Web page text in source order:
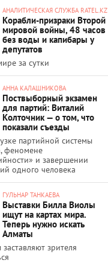
АНАЛИТИЧЕСКАЯ СЛУЖБА RATEL.KZ
Корабли-призраки Второй
мировой войны, 48 часов
без воды и капибары у
депутатов
за сутки
АННА КАЛАШНИКОВА
Поствыборный экзамен
для партий: Виталий
Колточник — о том, что
показали съезды
партийной системы
феномене
и завершении
одного человека
ГУЛЬНАР ТАНКАЕВА
Выставки Билла Виолы
ищут на картах мира.
Теперь нужно искать
Алматы
зрителя